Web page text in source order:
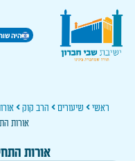
היה
ראשי שיעורים הרב קוק
אורות התחיה [30]
אורות התחיה [30]